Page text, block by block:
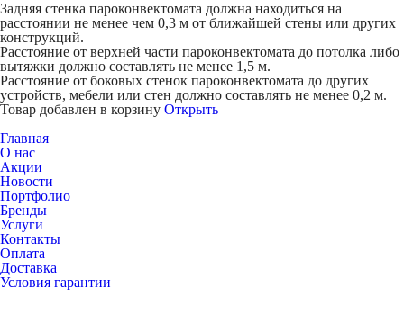
Задняя стенка пароконвектомата должна находиться на
расстоянии не менее чем 0,3 м от ближайшей стены или других
конструкций.
Расстояние от верхней части пароконвектомата до потолка либо
вытяжки должно составлять не менее 1,5 м.
Расстояние от боковых стенок пароконвектомата до других
устройств, мебели или стен должно составлять не менее 0,2 м.
Товар добавлен в корзину Открыть
Главная
О нас
Акции
Новости
Портфолио
Бренды
Услуги
Контакты
Оплата
Доставка
Условия гарантии